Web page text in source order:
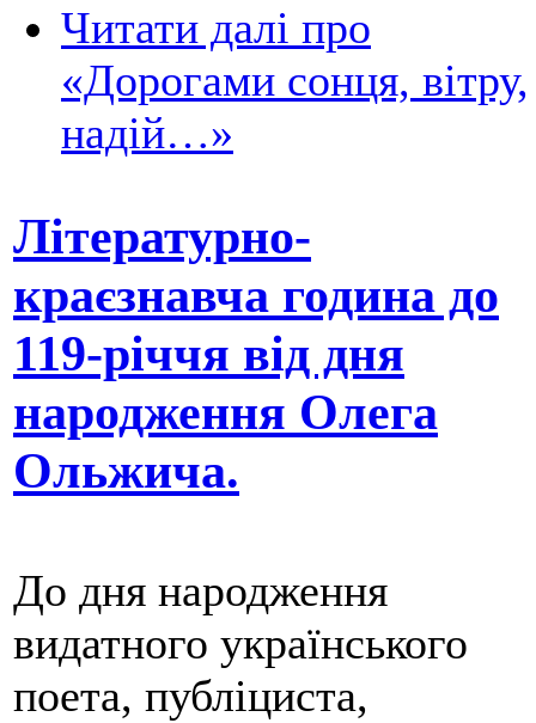
Читати далі про
«Дорогами сонця, вітру,
надій…»
Літературно-
краєзнавча година до
119-річчя від дня
народження Олега
Ольжича.
До дня народження
видатного українського
поета, публіциста,